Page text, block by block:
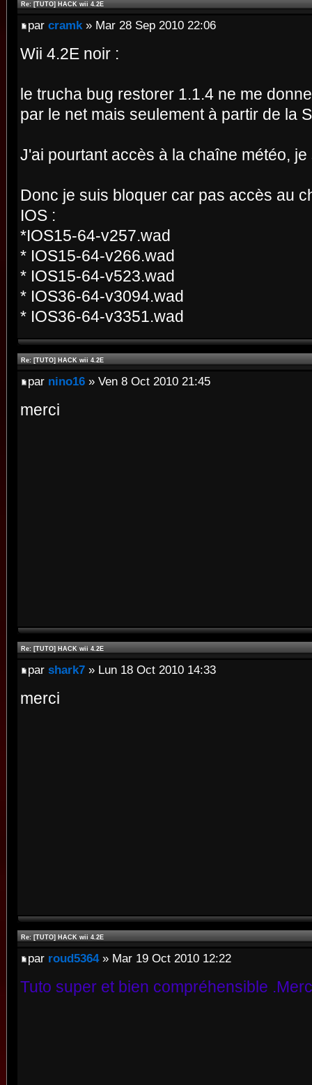
Re: [TUTO] HACK wii 4.2E
par cramk» Mar 28 Sep 2010 22:06
Wii 4.2E noir :
le trucha bug restorer 1.1.4 ne me
par le net mais seulement à partir de la
J'ai pourtant accès à la chaîne météo,
Donc je suis bloquer car pas accès au
IOS :
*IOS15-64-v257.wad
* IOS15-64-v266.wad
* IOS15-64-v523.wad
* IOS36-64-v3094.wad
* IOS36-64-v3351.wad
Re: [TUTO] HACK wii 4.2E
par nino16 » Ven 8 Oct 2010 21:45
merci
Re: [TUTO] HACK wii 4.2E
par shark7 » Lun 18 Oct 2010 14:33
merci
Re: [TUTO] HACK wii 4.2E
par roud5364» Mar 19 Oct 2010 12:22
Tuto super et bien compréhensible